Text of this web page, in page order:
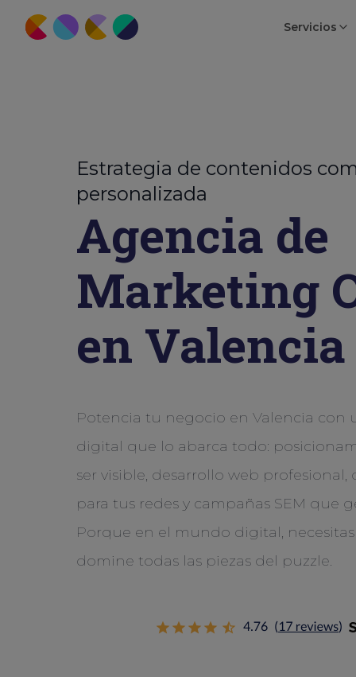
Servicios
Estrategia de contenidos
personalizada
Agencia de
Marketing
en Valencia
Potencia tu negocio en Valencia con
digital que lo abarca todo:
ser visible, desarrollo web profesional,
para tus redes y campañas SEM que
Porque en el mundo digital,
domine todas las piezas del puzzle.